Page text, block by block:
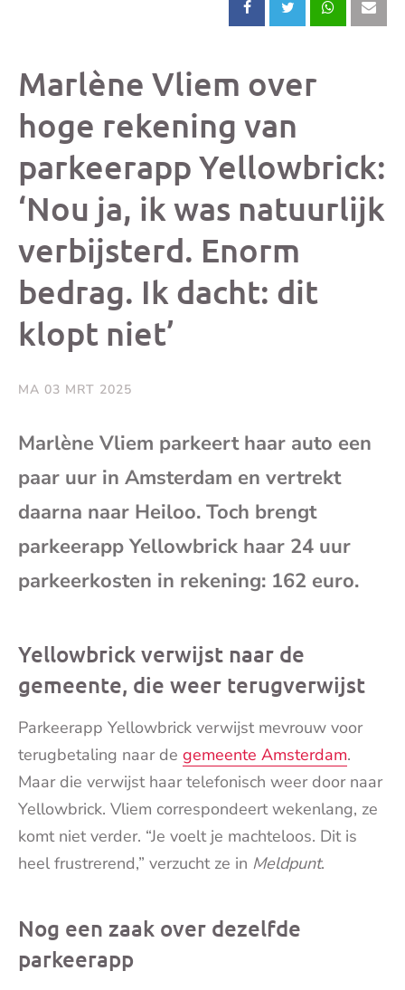
Deel
op
Facebook
Deel
op
X
Deel
op via
e-
Marlène Vliem over
hoge rekening van
parkeerapp Yellowbrick:
‘Nou ja, ik was natuurlijk
verbijsterd. Enorm
bedrag. Ik dacht: dit
klopt niet’
MA 03 MRT 2025
Marlène Vliem parkeert haar auto een
paar uur in Amsterdam en vertrekt
daarna naar Heiloo. Toch brengt
parkeerapp Yellowbrick haar 24 uur
parkeerkosten in rekening: 162 euro.
Yellowbrick verwijst naar de
gemeente, die weer terugverwijst
Parkeerapp Yellowbrick verwijst mevrouw voor
terugbetaling naar de gemeente Amsterdam.
Maar die verwijst haar telefonisch weer door naar
Yellowbrick. Vliem correspondeert wekenlang, ze
komt niet verder. “Je voelt je machteloos. Dit is
heel frustrerend,” verzucht ze in Meldpunt.
Nog een zaak over dezelfde
parkeerapp